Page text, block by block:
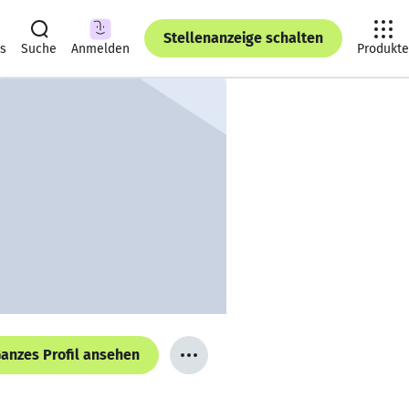
Suche Anmelden
Stellenanzeige schalten
Produkte
Profil ansehen